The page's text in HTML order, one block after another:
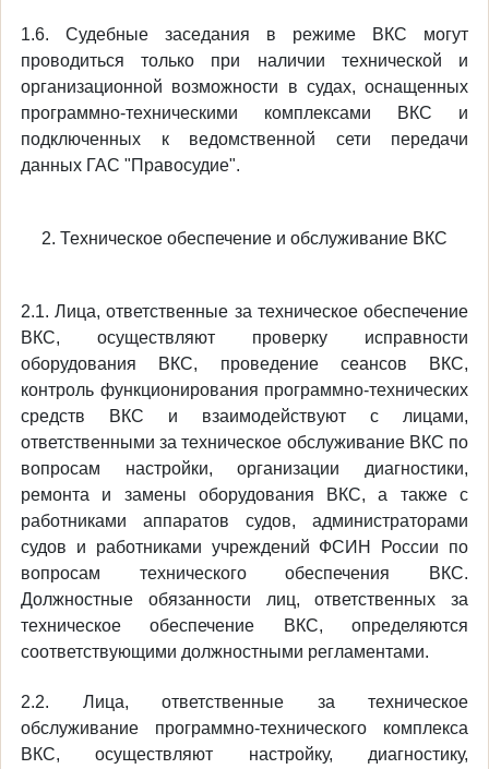
1.6. Судебные заседания в режиме ВКС могут
проводиться только при наличии технической и
организационной возможности в судах, оснащенных
программно-техническими комплексами ВКС и
подключенных к ведомственной сети передачи
данных ГАС "Правосудие".
2. Техническое обеспечение и обслуживание ВКС
2.1. Лица, ответственные за техническое обеспечение
ВКС, осуществляют проверку исправности
оборудования ВКС, проведение сеансов ВКС,
контроль функционирования программно-технических
средств ВКС и взаимодействуют с лицами,
ответственными за техническое обслуживание ВКС по
вопросам настройки, организации диагностики,
ремонта и замены оборудования ВКС, а также с
работниками аппаратов судов, администраторами
судов и работниками учреждений ФСИН России по
вопросам технического обеспечения ВКС.
Должностные обязанности лиц, ответственных за
техническое обеспечение ВКС, определяются
соответствующими должностными регламентами.
2.2. Лица, ответственные за техническое
обслуживание программно-технического комплекса
ВКС, осуществляют настройку, диагностику,